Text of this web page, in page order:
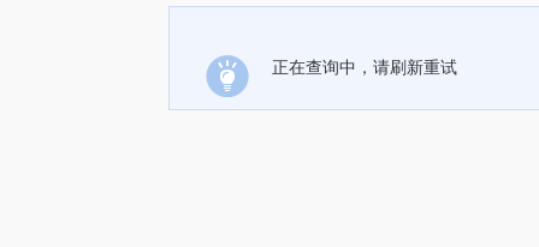
正在查询中，请刷新重试